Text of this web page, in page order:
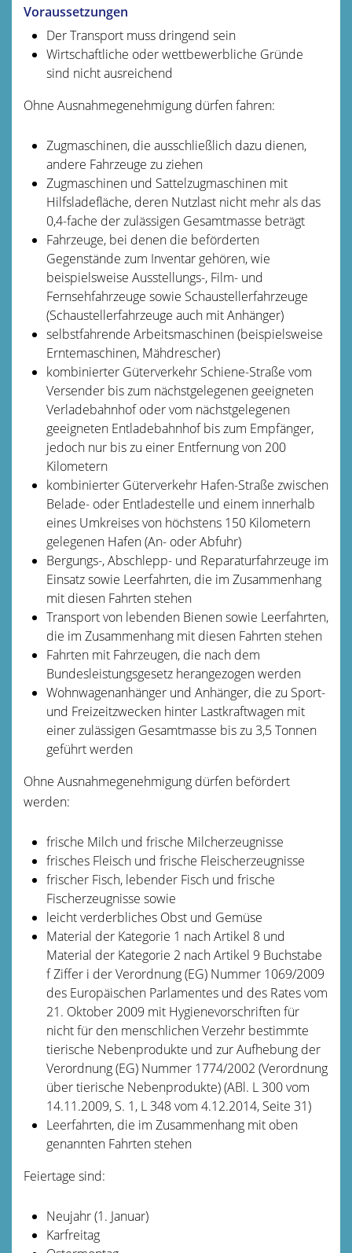
Voraussetzungen
Der Transport muss dringend sein
Wirtschaftliche oder wettbewerbliche Gründe
sind nicht ausreichend
Ohne Ausnahmegenehmigung dürfen fahren:
Zugmaschinen, die ausschließlich dazu dienen,
andere Fahrzeuge zu ziehen
Zugmaschinen und Sattelzugmaschinen mit
Hilfsladefläche, deren Nutzlast nicht mehr als das
0,4-fache der zulässigen Gesamtmasse beträgt
Fahrzeuge, bei denen die beförderten
Gegenstände zum Inventar gehören, wie
beispielsweise Ausstellungs-, Film- und
Fernsehfahrzeuge sowie Schaustellerfahrzeuge
(Schaustellerfahrzeuge auch mit Anhänger)
selbstfahrende Arbeitsmaschinen (beispielsweise
Erntemaschinen, Mähdrescher)
kombinierter Güterverkehr Schiene-Straße vom
Versender bis zum nächstgelegenen geeigneten
Verladebahnhof oder vom nächstgelegenen
geeigneten Entladebahnhof bis zum Empfänger,
jedoch nur bis zu einer Entfernung von 200
Kilometern
kombinierter Güterverkehr Hafen-Straße zwischen
Belade- oder Entladestelle und einem innerhalb
eines Umkreises von höchstens 150 Kilometern
gelegenen Hafen (An- oder Abfuhr)
Bergungs-, Abschlepp- und Reparaturfahrzeuge im
Einsatz sowie Leerfahrten, die im Zusammenhang
mit diesen Fahrten stehen
Transport von lebenden Bienen sowie Leerfahrten,
die im Zusammenhang mit diesen Fahrten stehen
Fahrten mit Fahrzeugen, die nach dem
Bundesleistungsgesetz herangezogen werden
Wohnwagenanhänger und Anhänger, die zu Sport-
und Freizeitzwecken hinter Lastkraftwagen mit
einer zulässigen Gesamtmasse bis zu 3,5 Tonnen
geführt werden
Ohne Ausnahmegenehmigung dürfen befördert
werden:
frische Milch und frische Milcherzeugnisse
frisches Fleisch und frische Fleischerzeugnisse
frischer Fisch, lebender Fisch und frische
Fischerzeugnisse sowie
leicht verderbliches Obst und Gemüse
Material der Kategorie 1 nach Artikel 8 und
Material der Kategorie 2 nach Artikel 9 Buchstabe
f Ziffer i der Verordnung (EG) Nummer 1069/2009
des Europäischen Parlamentes und des Rates vom
21. Oktober 2009 mit Hygienevorschriften für
nicht für den menschlichen Verzehr bestimmte
tierische Nebenprodukte und zur Aufhebung der
Verordnung (EG) Nummer 1774/2002 (Verordnung
über tierische Nebenprodukte) (ABl. L 300 vom
14.11.2009, S. 1, L 348 vom 4.12.2014, Seite 31)
Leerfahrten, die im Zusammenhang mit oben
genannten Fahrten stehen
Feiertage sind:
Neujahr (1. Januar)
Karfreitag